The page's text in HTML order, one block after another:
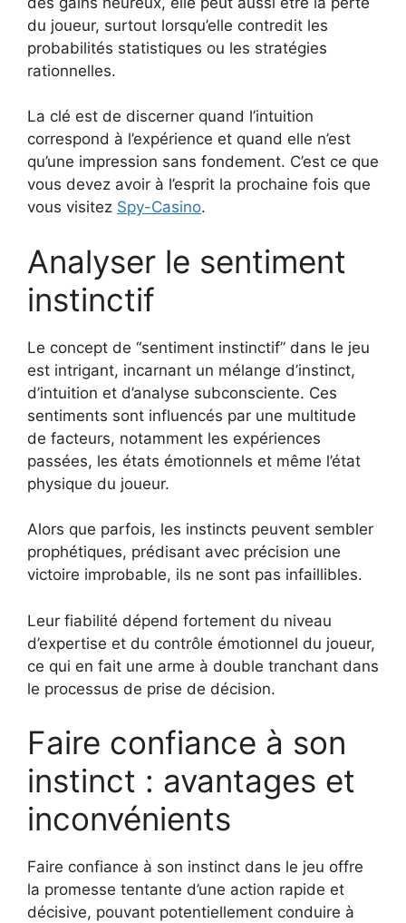
du joueur, surtout lorsqu’elle contredit les
probabilités statistiques ou les stratégies
rationnelles.
La clé est de discerner quand l’intuition
correspond à l’expérience et quand elle n’est
qu’une impression sans fondement. C’est ce que
vous devez avoir à l’esprit la prochaine fois que
vous visitez Spy-Casino.
Analyser le sentiment
instinctif
Le concept de “sentiment instinctif” dans le jeu
est intrigant, incarnant un mélange d’instinct,
d’intuition et d’analyse subconsciente. Ces
sentiments sont influencés par une multitude
de facteurs, notamment les expériences
passées, les états émotionnels et même l’état
physique du joueur.
Alors que parfois, les instincts peuvent sembler
prophétiques, prédisant avec précision une
victoire improbable, ils ne sont pas infaillibles.
Leur fiabilité dépend fortement du niveau
d’expertise et du contrôle émotionnel du joueur,
ce qui en fait une arme à double tranchant dans
le processus de prise de décision.
Faire confiance à son
instinct : avantages et
inconvénients
Faire confiance à son instinct dans le jeu offre
la promesse tentante d’une action rapide et
décisive, pouvant potentiellement conduire à